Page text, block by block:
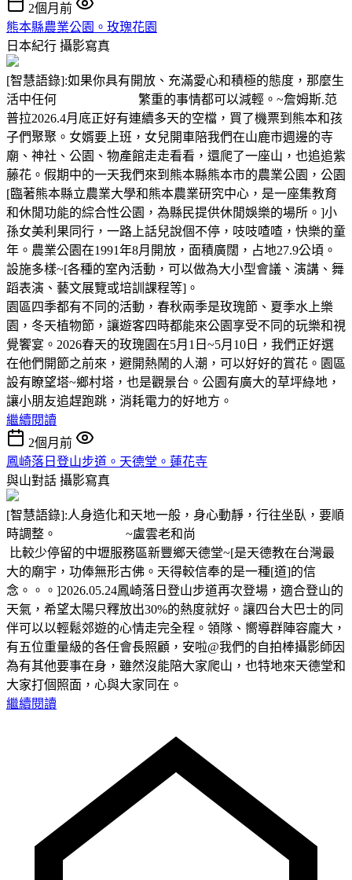
2個月前
熊本縣農業公園。玫瑰花園
日本紀行 攝影寫真
[智慧語錄]:如果你具有開放、充滿愛心和積極的態度，那麼生
活中任何 繁重的事情都可以減輕。~詹姆斯.范
普拉2026.4月底正好有連續多天的空檔，買了機票到熊本和孩
子們聚聚。女婿要上班，女兒開車陪我們在山鹿市週邊的寺
廟、神社、公園、物產館走走看看，還爬了一座山，也追追紫
藤花。假期中的一天我們來到熊本縣熊本市的農業公園，公園
[臨著熊本縣立農業大學和熊本農業研究中心，是一座集教育
和休閒功能的綜合性公園，為縣民提供休閒娛樂的場所。]小
孫女美利果同行，一路上話兒說個不停，吱吱喳喳，快樂的童
年。農業公園在1991年8月開放，面積廣闊，占地27.9公頃。
設施多樣~[各種的室內活動，可以做為大小型會議、演講、舞
蹈表演、藝文展覽或培訓課程等]。
園區四季都有不同的活動，春秋兩季是玫瑰節、夏季水上樂
園，冬天植物節，讓遊客四時都能來公園享受不同的玩樂和視
覺饗宴。2026春天的玫瑰園在5月1日~5月10日，我們正好選
在他們開節之前來，避開熱鬧的人潮，可以好好的賞花。園區
設有瞭望塔~鄉村塔，也是觀景台。公園有廣大的草坪綠地，
讓小朋友追趕跑跳，消耗電力的好地方。
繼續閱讀
2個月前
鳳崎落日登山步道。天德堂。蓮花寺
與山對話 攝影寫真
[智慧語錄]:人身造化和天地一般，身心動靜，行往坐臥，要順
時調整。 ~盧雲老和尚
比較少停留的中壢服務區新豐鄉天德堂~[是天德教在台灣最
大的廟宇，功俸無形古佛。天得較信奉的是一種[道]的信
念。。。]2026.05.24鳳崎落日登山步道再次登場，適合登山的
天氣，希望太陽只釋放出30%的熱度就好。讓四台大巴士的同
伴可以以輕鬆郊遊的心情走完全程。領隊、嚮導群陣容龐大，
有五位重量級的各任會長照顧，安啦@我們的自拍棒攝影師因
為有其他要事在身，雖然沒能陪大家爬山，也特地來天德堂和
大家打個照面，心與大家同在。
繼續閱讀